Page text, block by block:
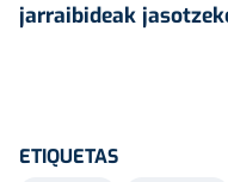
jarraibideak
ETIQUETAS